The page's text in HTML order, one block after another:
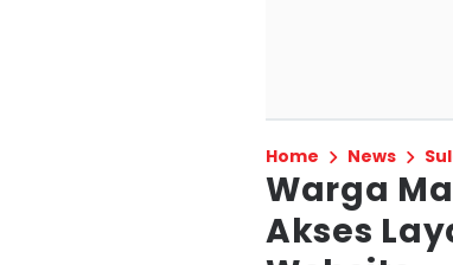
Home News
Warga
Akses